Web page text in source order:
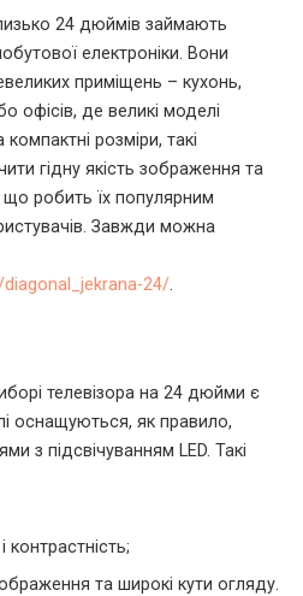
24 дюймів займають
електроніки. Вони
приміщень – кухонь,
офісів, де великі моделі
розміри, такі
гідну якість зображення та
що робить їх популярним
Завжди можна
24/.
телевізора на 24 дюйми є
оснащуються, як правило,
з підсвічуванням LED. Такі
контрастність;
та широкі кути огляду.